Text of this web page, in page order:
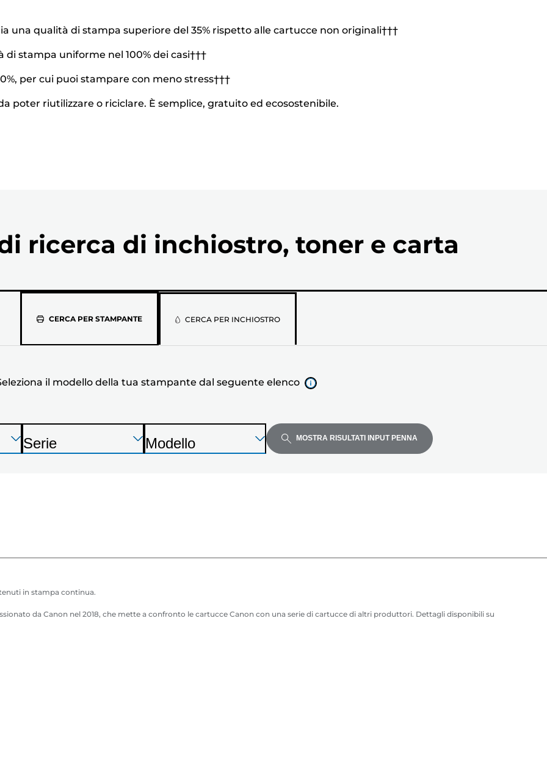
una qualità di stampa superiore del 35% rispetto alle cartucce non originali†††
stampa uniforme nel 100% dei casi†††
per cui puoi stampare con meno stress†††
poter riutilizzare o riciclare. È semplice, gratuito ed ecosostenibile.
ricerca di inchiostro, toner e carta
CERCA PER STAMPANTE
Seleziona
il
modello
della
tua
stampante
CERCA PER INCHIOSTRO
il modello della tua stampante dal seguente elenco
Premi
Invio
Premi
Invio
S
t
Serie
Premi
Invio
S
Modello MOSTRA RISULTATI INPUT PENNA
in stampa continua.
da Canon nel 2018, che mette a confronto le cartucce Canon con una serie di cartucce di altri produttori. Dettagli disponibili su